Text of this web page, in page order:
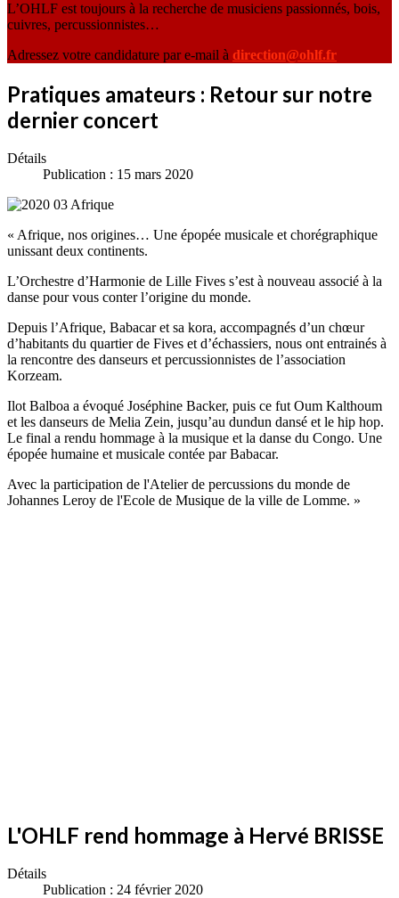
L’OHLF est toujours à la recherche de musiciens passionnés, bois,
cuivres, percussionnistes…
Adressez votre candidature par e-mail à direction@ohlf.fr
Pratiques amateurs : Retour sur notre
dernier concert
Détails
Publication : 15 mars 2020
« Afrique, nos origines… Une épopée musicale et chorégraphique
unissant deux continents.
L’Orchestre d’Harmonie de Lille Fives s’est à nouveau associé à la
danse pour vous conter l’origine du monde.
Depuis l’Afrique, Babacar et sa kora, accompagnés d’un chœur
d’habitants du quartier de Fives et d’échassiers, nous ont entrainés à
la rencontre des danseurs et percussionnistes de l’association
Korzeam.
Ilot Balboa a évoqué Joséphine Backer, puis ce fut Oum Kalthoum
et les danseurs de Melia Zein, jusqu’au dundun dansé et le hip hop.
Le final a rendu hommage à la musique et la danse du Congo. Une
épopée humaine et musicale contée par Babacar.
Avec la participation de l'Atelier de percussions du monde de
Johannes Leroy de l'Ecole de Musique de la ville de Lomme. »
L'OHLF rend hommage à Hervé BRISSE
Détails
Publication : 24 février 2020